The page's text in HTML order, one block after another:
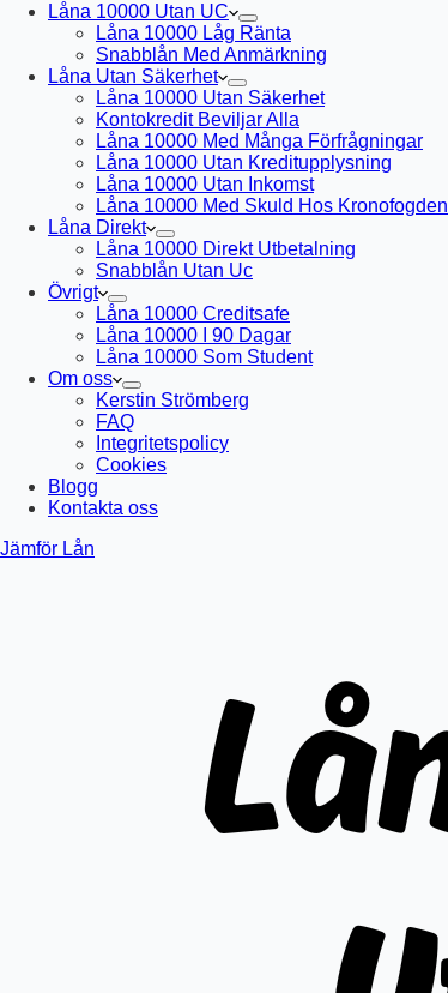
Låna 10000 Utan UC
Låna 10000 Låg Ränta
Snabblån Med Anmärkning
Låna Utan Säkerhet
Låna 10000 Utan Säkerhet
Kontokredit Beviljar Alla
Låna 10000 Med Många Förfrågningar
Låna 10000 Utan Kreditupplysning
Låna 10000 Utan Inkomst
Låna 10000 Med Skuld Hos Kronofogden
Låna Direkt
Låna 10000 Direkt Utbetalning
Snabblån Utan Uc
Övrigt
Låna 10000 Creditsafe
Låna 10000 I 90 Dagar
Låna 10000 Som Student
Om oss
Kerstin Strömberg
FAQ
Integritetspolicy
Cookies
Blogg
Kontakta oss
Jämför Lån